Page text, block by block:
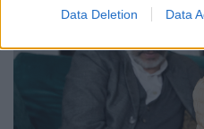
Data Deletion Data